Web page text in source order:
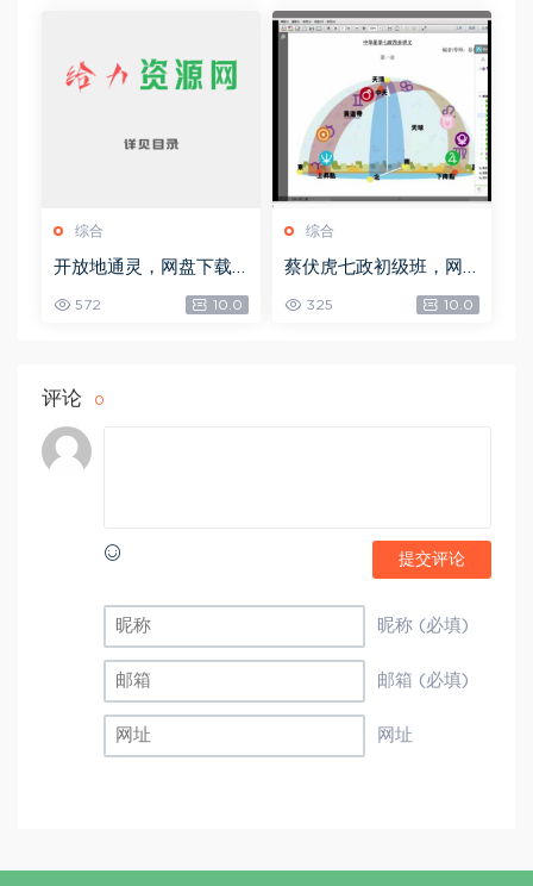
综合
开放地通灵，网盘下载
572 10.0
综合
蔡伏虎七政初级班，网
325 10.0
评论 0
提交评论
昵称 (必填)
邮箱 (必填)
网址